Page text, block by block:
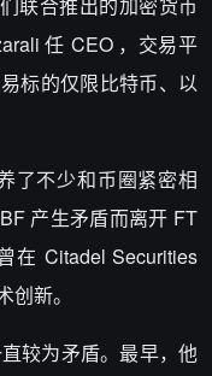
联合推出的加密货币
任 CEO ，交易平
标的仅限比特币、以
了不少和币圈紧密相
产生矛盾而离开 FT
在 Citadel Securities
新。
较为矛盾。最早，他